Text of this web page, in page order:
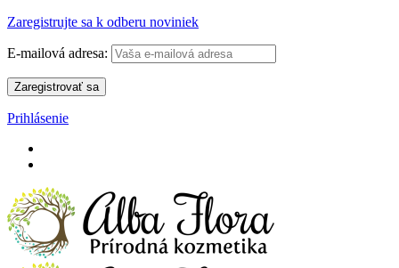
Zaregistrujte sa k odberu noviniek
E-mailová adresa:
Prihlásenie